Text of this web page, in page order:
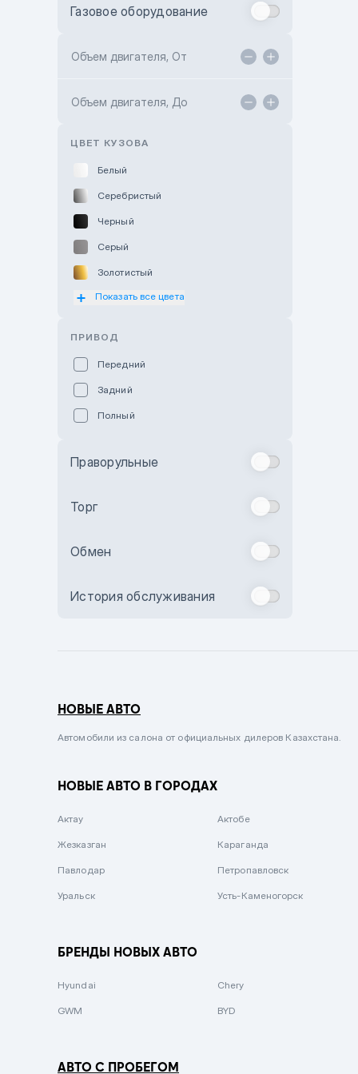
Toyota Kokshetau
Hyundai ShymCity
Газовое оборудование
Объем двигателя, От
Объем двигателя, До
ЦВЕТ КУЗОВА
Белый
Серебристый
Черный
Серый
Золотистый
Оранжевый
Бежевый
Комбинированный
Сиреневый металлик
Вишневый
Зеленый металлик
Показать все цвета
ПРИВОД
Передний
Задний
Полный
Праворульные
Торг
Обмен
История обслуживания
НОВЫЕ АВТО
Автомобили из салона от официальных дилеров Казахстана.
НОВЫЕ АВТО В ГОРОДАХ
Актау Актобе
Жезказган Караганда
Павлодар Петропавловск
Уральск Усть-Каменогорск
БРЕНДЫ НОВЫХ АВТО
Hyundai Chery
GWM BYD
АВТО С ПРОБЕГОМ